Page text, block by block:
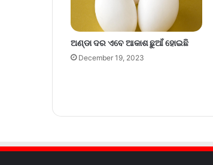
ଅଣ୍ଡା ଦର ଏବେ ଆକାଶ ଛୁଆଁ ହୋଇଛି
December 19, 2023